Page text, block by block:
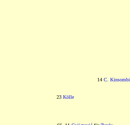
14 C. Kinsombi
23 Kölle